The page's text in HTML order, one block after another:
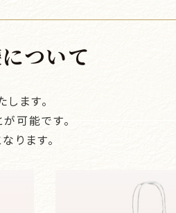
ついて
ます。
可能です。
ります。